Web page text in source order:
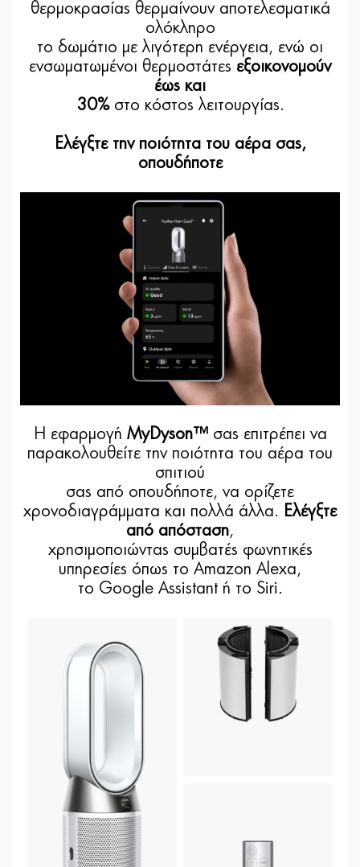
θερμοκρασίας θερμαίνουν αποτελεσματικά
ολόκληρο
το δωμάτιο με λιγότερη ενέργεια, ενώ οι
ενσωματωμένοι θερμοστάτες εξοικονομούν
έως και
30%στο κόστος λειτουργίας.
Ελέγξτε την ποιότητα του αέρα σας,
οπουδήποτε
Η εφαρμογή MyDyson™σας επιτρέπει να
παρακολουθείτε την ποιότητα του αέρα του
σπιτιού
σας από οπουδήποτε, να ορίζετε
χρονοδιαγράμματα και πολλά άλλα. Ελέγξτε
από απόσταση,
χρησιμοποιώντας συμβατές φωνητικές
υπηρεσίες όπως το Amazon Alexa,
το Google Assistant ή το Siri.